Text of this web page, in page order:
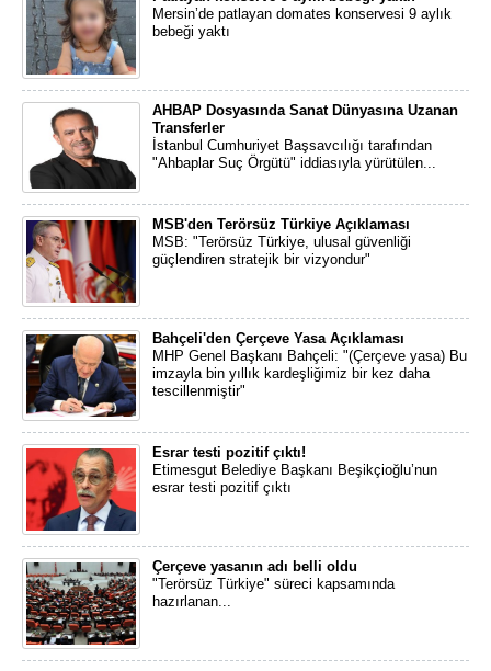
Mersin’de patlayan domates konservesi 9 aylık
bebeği yaktı
AHBAP Dosyasında Sanat Dünyasına Uzanan
Transferler
İstanbul Cumhuriyet Başsavcılığı tarafından
"Ahbaplar Suç Örgütü" iddiasıyla yürütülen...
MSB'den Terörsüz Türkiye Açıklaması
MSB: "Terörsüz Türkiye, ulusal güvenliği
güçlendiren stratejik bir vizyondur"
Bahçeli'den Çerçeve Yasa Açıklaması
MHP Genel Başkanı Bahçeli: "(Çerçeve yasa) Bu
imzayla bin yıllık kardeşliğimiz bir kez daha
tescillenmiştir"
Esrar testi pozitif çıktı!
Etimesgut Belediye Başkanı Beşikçioğlu’nun
esrar testi pozitif çıktı
Çerçeve yasanın adı belli oldu
"Terörsüz Türkiye" süreci kapsamında
hazırlanan...